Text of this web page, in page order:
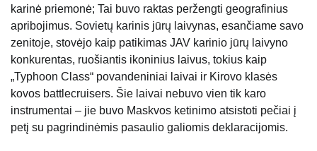
karinė priemonė; Tai buvo raktas peržengti geografinius
apribojimus. Sovietų karinis jūrų laivynas, esančiame savo
zenitoje, stovėjo kaip patikimas JAV karinio jūrų laivyno
konkurentas, ruošiantis ikoninius laivus, tokius kaip
„Typhoon Class“ povandeniniai laivai ir Kirovo klasės
kovos battlecruisers. Šie laivai nebuvo vien tik karo
instrumentai – jie buvo Maskvos ketinimo atsistoti pečiai į
petį su pagrindinėmis pasaulio galiomis deklaracijomis.